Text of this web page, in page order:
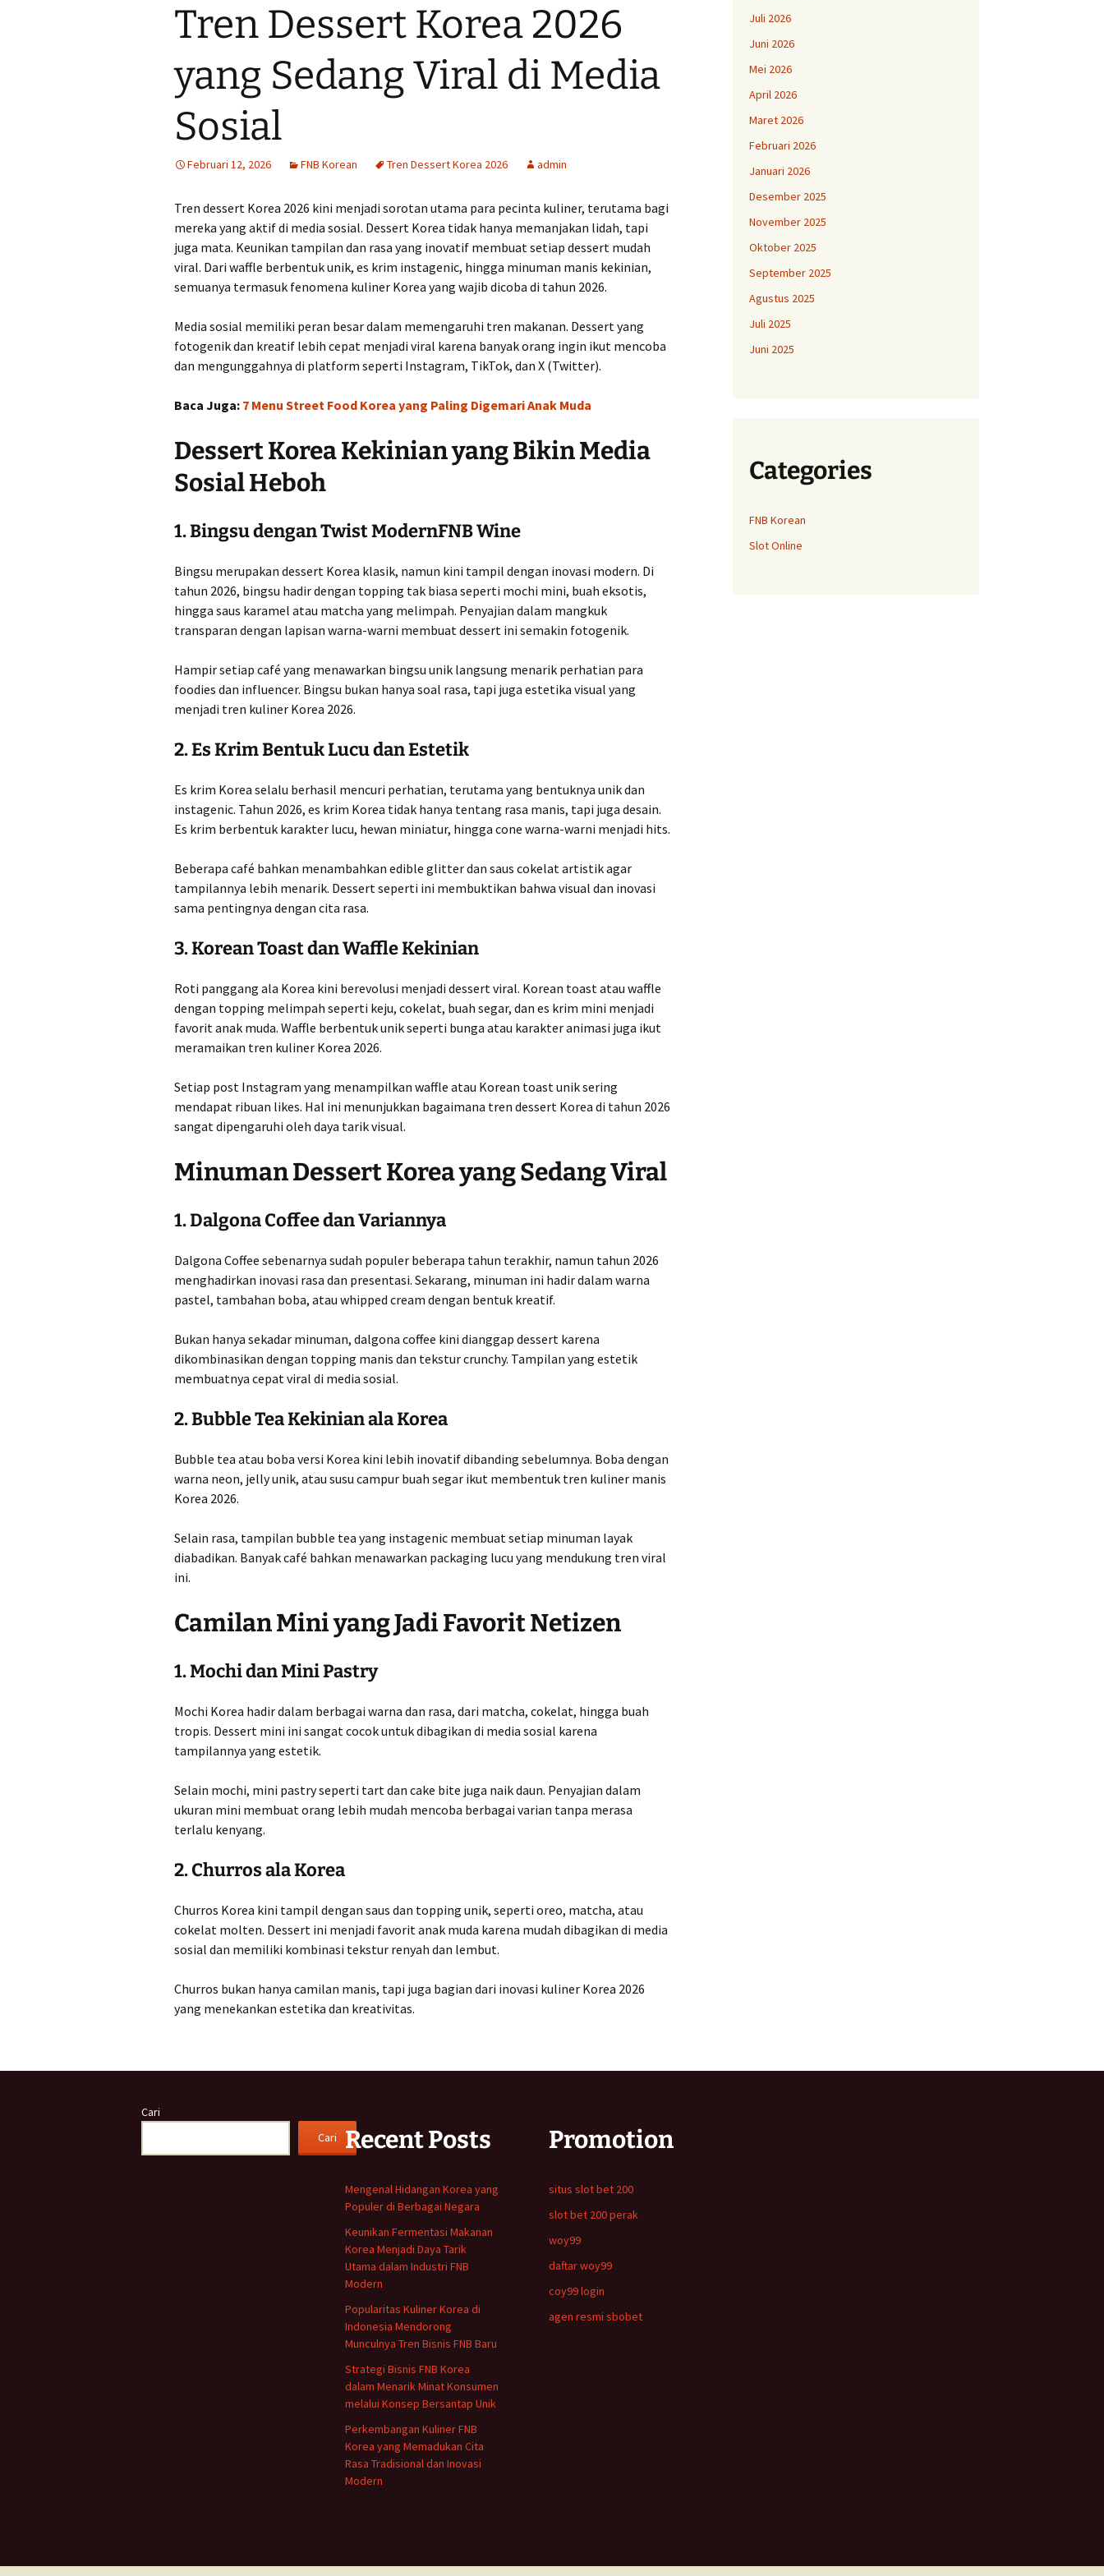
Tren Dessert Korea 2026
yang Sedang Viral di Media
Sosial
Februari 12, 2026 FNB Korean Tren Dessert Korea 2026 admin
Tren dessert Korea 2026 kini menjadi sorotan utama para pecinta kuliner, terutama bagi
mereka yang aktif di media sosial. Dessert Korea tidak hanya memanjakan lidah, tapi
juga mata. Keunikan tampilan dan rasa yang inovatif membuat setiap dessert mudah
viral. Dari waffle berbentuk unik, es krim instagenic, hingga minuman manis kekinian,
semuanya termasuk fenomena kuliner Korea yang wajib dicoba di tahun 2026.
Media sosial memiliki peran besar dalam memengaruhi tren makanan. Dessert yang
fotogenik dan kreatif lebih cepat menjadi viral karena banyak orang ingin ikut mencoba
dan mengunggahnya di platform seperti Instagram, TikTok, dan X (Twitter).
Baca Juga: 7 Menu Street Food Korea yang Paling Digemari Anak Muda
Dessert Korea Kekinian yang Bikin Media
Sosial Heboh
1. Bingsu dengan Twist ModernFNB Wine
Bingsu merupakan dessert Korea klasik, namun kini tampil dengan inovasi modern. Di
tahun 2026, bingsu hadir dengan topping tak biasa seperti mochi mini, buah eksotis,
hingga saus karamel atau matcha yang melimpah. Penyajian dalam mangkuk
transparan dengan lapisan warna-warni membuat dessert ini semakin fotogenik.
Hampir setiap café yang menawarkan bingsu unik langsung menarik perhatian para
foodies dan influencer. Bingsu bukan hanya soal rasa, tapi juga estetika visual yang
menjadi tren kuliner Korea 2026.
2. Es Krim Bentuk Lucu dan Estetik
Es krim Korea selalu berhasil mencuri perhatian, terutama yang bentuknya unik dan
instagenic. Tahun 2026, es krim Korea tidak hanya tentang rasa manis, tapi juga desain.
Es krim berbentuk karakter lucu, hewan miniatur, hingga cone warna-warni menjadi hits.
Beberapa café bahkan menambahkan edible glitter dan saus cokelat artistik agar
tampilannya lebih menarik. Dessert seperti ini membuktikan bahwa visual dan inovasi
sama pentingnya dengan cita rasa.
3. Korean Toast dan Waffle Kekinian
Roti panggang ala Korea kini berevolusi menjadi dessert viral. Korean toast atau waffle
dengan topping melimpah seperti keju, cokelat, buah segar, dan es krim mini menjadi
favorit anak muda. Waffle berbentuk unik seperti bunga atau karakter animasi juga ikut
meramaikan tren kuliner Korea 2026.
Setiap post Instagram yang menampilkan waffle atau Korean toast unik sering
mendapat ribuan likes. Hal ini menunjukkan bagaimana tren dessert Korea di tahun 2026
sangat dipengaruhi oleh daya tarik visual.
Minuman Dessert Korea yang Sedang Viral
1. Dalgona Coffee dan Variannya
Dalgona Coffee sebenarnya sudah populer beberapa tahun terakhir, namun tahun 2026
menghadirkan inovasi rasa dan presentasi. Sekarang, minuman ini hadir dalam warna
pastel, tambahan boba, atau whipped cream dengan bentuk kreatif.
Bukan hanya sekadar minuman, dalgona coffee kini dianggap dessert karena
dikombinasikan dengan topping manis dan tekstur crunchy. Tampilan yang estetik
membuatnya cepat viral di media sosial.
2. Bubble Tea Kekinian ala Korea
Bubble tea atau boba versi Korea kini lebih inovatif dibanding sebelumnya. Boba dengan
warna neon, jelly unik, atau susu campur buah segar ikut membentuk tren kuliner manis
Korea 2026.
Selain rasa, tampilan bubble tea yang instagenic membuat setiap minuman layak
diabadikan. Banyak café bahkan menawarkan packaging lucu yang mendukung tren viral
ini.
Camilan Mini yang Jadi Favorit Netizen
1. Mochi dan Mini Pastry
Mochi Korea hadir dalam berbagai warna dan rasa, dari matcha, cokelat, hingga buah
tropis. Dessert mini ini sangat cocok untuk dibagikan di media sosial karena
tampilannya yang estetik.
Selain mochi, mini pastry seperti tart dan cake bite juga naik daun. Penyajian dalam
ukuran mini membuat orang lebih mudah mencoba berbagai varian tanpa merasa
terlalu kenyang.
2. Churros ala Korea
Churros Korea kini tampil dengan saus dan topping unik, seperti oreo, matcha, atau
cokelat molten. Dessert ini menjadi favorit anak muda karena mudah dibagikan di media
sosial dan memiliki kombinasi tekstur renyah dan lembut.
Churros bukan hanya camilan manis, tapi juga bagian dari inovasi kuliner Korea 2026
yang menekankan estetika dan kreativitas.
Juli 2026
Juni 2026
Mei 2026
April 2026
Maret 2026
Februari 2026
Januari 2026
Desember 2025
November 2025
Oktober 2025
September 2025
Agustus 2025
Juli 2025
Juni 2025
Categories
FNB Korean
Slot Online
Cari
Cari
Recent Posts
Mengenal Hidangan Korea yang
Populer di Berbagai Negara
Keunikan Fermentasi Makanan
Korea Menjadi Daya Tarik
Utama dalam Industri FNB
Modern
Popularitas Kuliner Korea di
Indonesia Mendorong
Munculnya Tren Bisnis FNB Baru
Strategi Bisnis FNB Korea
dalam Menarik Minat Konsumen
melalui Konsep Bersantap Unik
Perkembangan Kuliner FNB
Korea yang Memadukan Cita
Rasa Tradisional dan Inovasi
Modern
Promotion
situs slot bet 200
slot bet 200 perak
woy99
daftar woy99
coy99 login
agen resmi sbobet